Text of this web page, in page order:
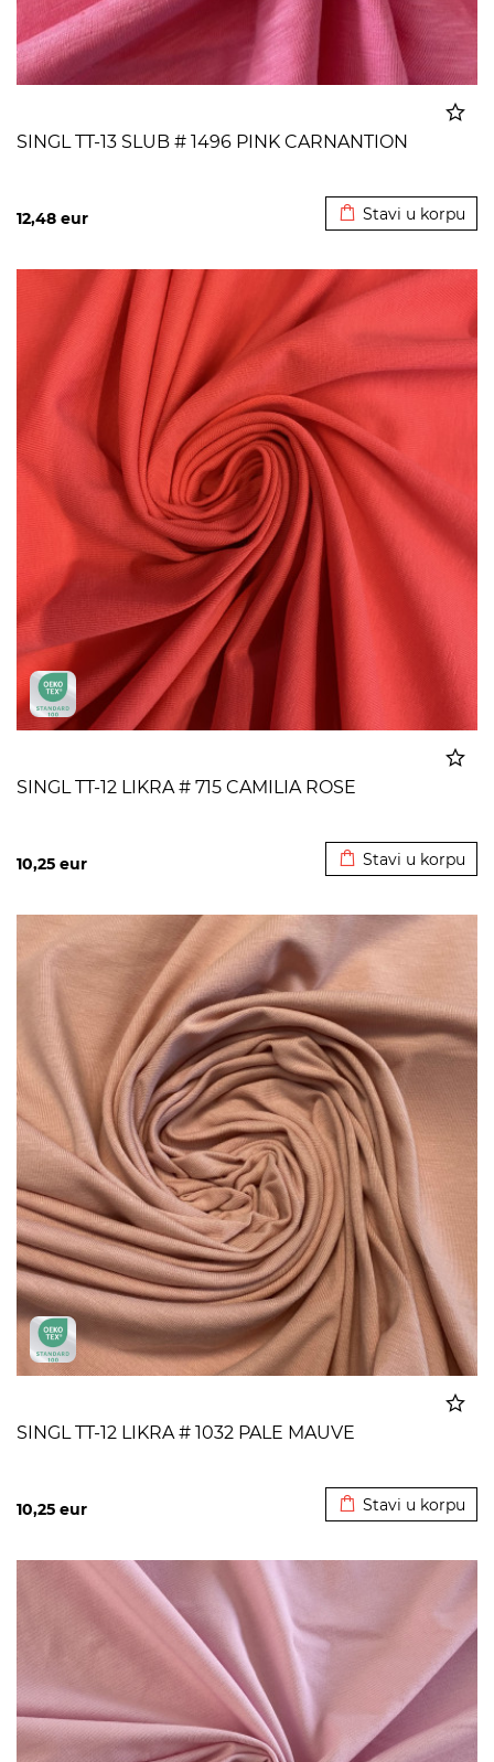
SINGL TT-13 SLUB # 1496 PINK CARNANTION
12,48 eur Stavi u korpu
SINGL TT-12 LIKRA # 715 CAMILIA ROSE
10,25 eur Stavi u korpu
SINGL TT-12 LIKRA # 1032 PALE MAUVE
10,25 eur Stavi u korpu